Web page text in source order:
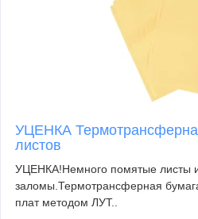
УЦЕНКА
листов
УЦЕНКА!Немного помятые листы
заломы.Термотрансферная
плат методом ЛУТ..